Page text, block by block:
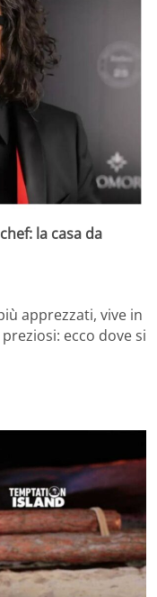
la casa da
apprezzati, vive in
ecco dove si